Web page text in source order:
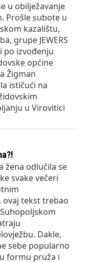
u obilježavanje
Prošle subote u
kazalištu,
grupe JEWERS
po izvođenju
općine
Žigman
ističući na
u Virovitici
žena odlučila se
svake večeri
tekst trebao
Dakle,
sebe popularno
formu pruža i